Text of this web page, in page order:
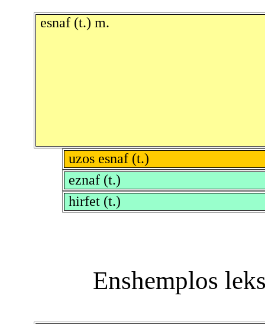
esnaf (t.) m.
uzos esnaf (t.)
eznaf (t.)
hirfet (t.)